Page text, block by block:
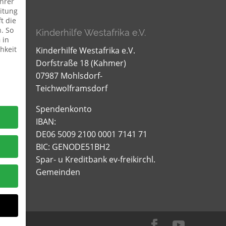
Kinderhilfe Westafrika e.V.
Kinderhilfe Westafrika e.V.
Dorfstraße 18 (Kahmer)
07987 Mohlsdorf-
Teichwolframsdorf
Spendenkonto
IBAN:
DE06 5009 2100 0001 7141 71
BIC: GENODE51BH2
Spar- u Kreditbank ev-freikirchl.
Gemeinden
die
So
in